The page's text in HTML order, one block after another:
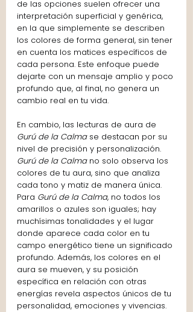
de las opciones suelen ofrecer una
interpretación superficial y genérica,
en la que simplemente se describen
los colores de forma general, sin tener
en cuenta los matices específicos de
cada persona. Este enfoque puede
dejarte con un mensaje amplio y poco
profundo que, al final, no genera un
cambio real en tu vida.
En cambio, las lecturas de aura de
Gurú de la Calma se destacan por su
nivel de precisión y personalización.
Gurú de la Calma no solo observa los
colores de tu aura, sino que analiza
cada tono y matiz de manera única.
Para Gurú de la Calma, no todos los
amarillos o azules son iguales; hay
muchísimas tonalidades y el lugar
donde aparece cada color en tu
campo energético tiene un significado
profundo. Además, los colores en el
aura se mueven, y su posición
específica en relación con otras
energías revela aspectos únicos de tu
personalidad, emociones y vivencias.